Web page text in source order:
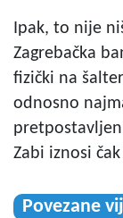
Ipak, to nije
Zagrebačka
fizički na
odnosno
Zabi iznosi
Povezane